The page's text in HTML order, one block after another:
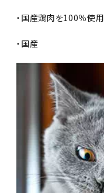
・国産鶏肉を100％使用
・国産